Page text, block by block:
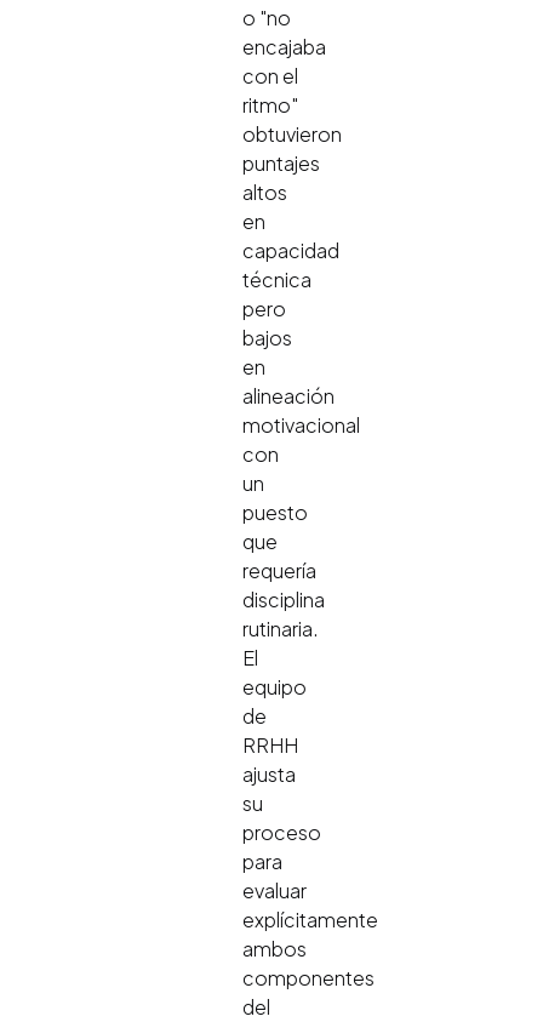
o "no
encajaba
con el
ritmo"
obtuvieron
puntajes
altos
en
capacidad
técnica
pero
bajos
en
alineación
motivacional
con
un
puesto
que
requería
disciplina
rutinaria.
El
equipo
de
RRHH
ajusta
su
proceso
para
evaluar
explícitamente
ambos
componentes
del